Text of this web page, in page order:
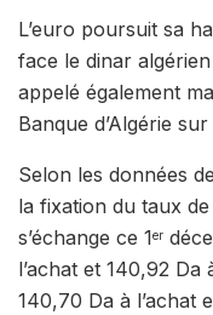
L’euro poursuit sa
face le dinar
appelé également
Banque d’Algérie
Selon les données
la fixation du taux
s’échange ce 1er
l’achat et 140,92
140,70 Da à l’achat